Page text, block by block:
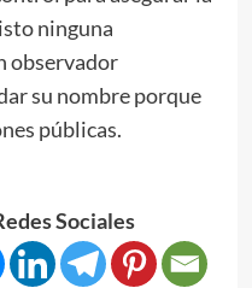
ninguna
observador
su nombre porque
públicas.
Sociales